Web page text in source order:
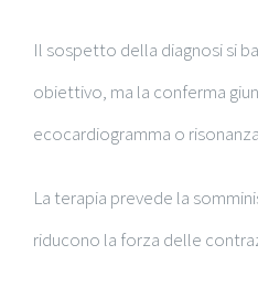
Il sospetto della diagnosi si
obiettivo, ma la conferma
ecocardiogramma o
La terapia prevede la
riducono la forza delle